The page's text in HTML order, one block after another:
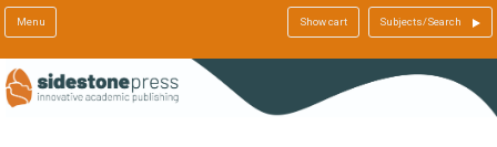
Menu Show cart Subjects/Search